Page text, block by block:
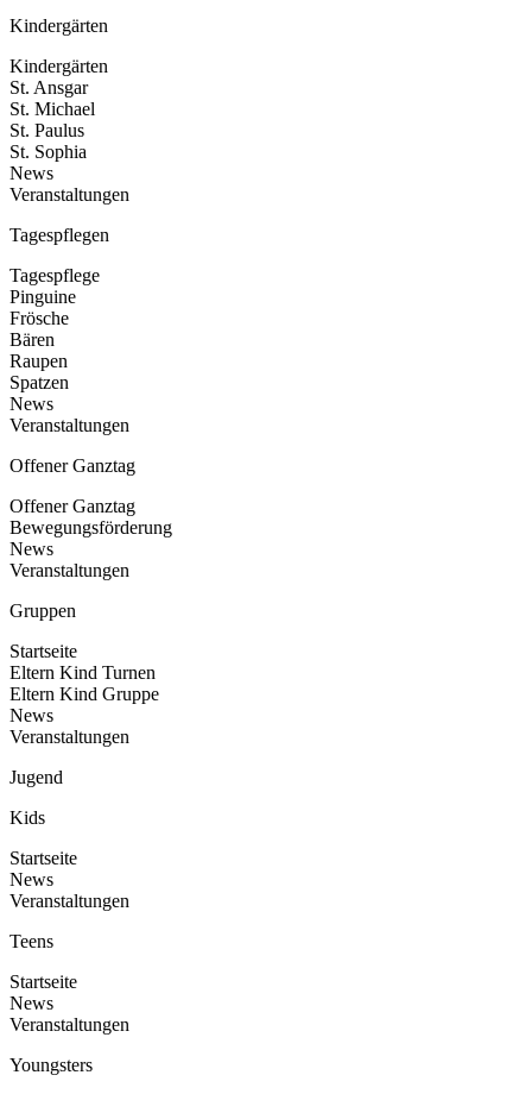
Kindergärten
Kindergärten
St. Ansgar
St. Michael
St. Paulus
St. Sophia
News
Veranstaltungen
Tagespflegen
Tagespflege
Pinguine
Frösche
Bären
Raupen
Spatzen
News
Veranstaltungen
Offener Ganztag
Offener Ganztag
Bewegungsförderung
News
Veranstaltungen
Gruppen
Startseite
Eltern Kind Turnen
Eltern Kind Gruppe
News
Veranstaltungen
Jugend
Kids
Startseite
News
Veranstaltungen
Teens
Startseite
News
Veranstaltungen
Youngsters